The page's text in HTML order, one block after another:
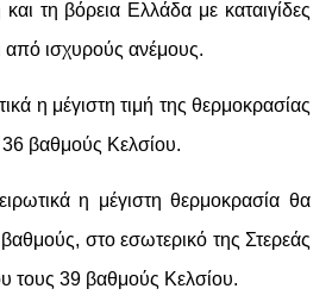
και τη βόρεια Ελλάδα με καταιγίδες
ισχυρούς ανέμους.
η μέγιστη τιμή της θερμοκρασίας
βαθμούς Κελσίου.
η μέγιστη θερμοκρασία θα
στο εσωτερικό της Στερεάς
τους 39 βαθμούς Κελσίου.